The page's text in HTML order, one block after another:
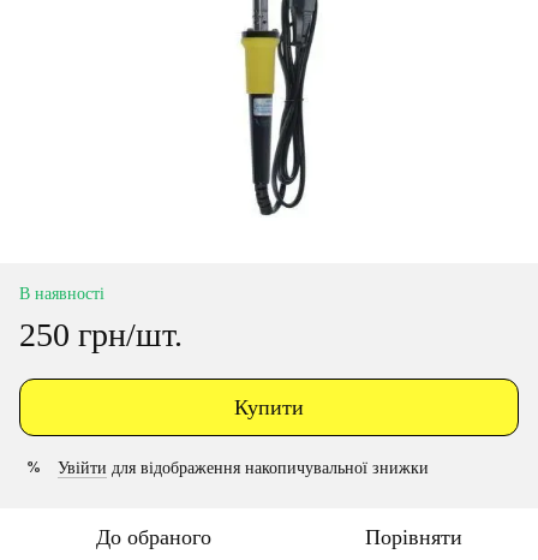
В наявності
250 грн/шт.
Купити
% Увійти для відображення накопичувальної знижки
До обраного Порівняти